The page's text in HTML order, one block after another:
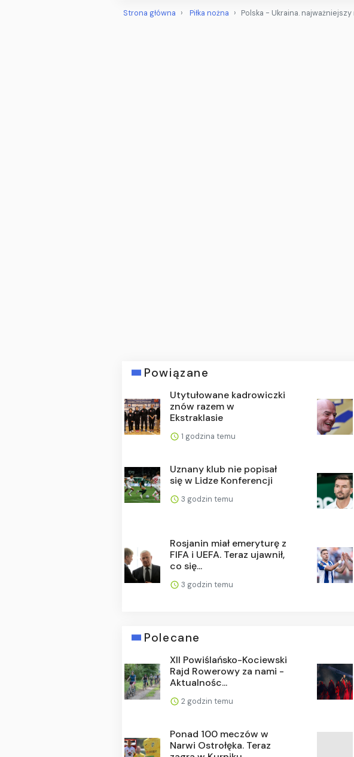
Strona główna Piłka nożna Polska - Ukraina.
Powiązane
Utytułowane kadrowiczki
znów razem w
Ekstraklasie
1 godzina temu
Uznany klub nie popisał
się w Lidze Konferencji
3 godzin temu
Rosjanin miał emeryturę z
FIFA i UEFA. Teraz ujawnił,
co się...
3 godzin temu
Polecane
XII Powiślańsko-Kociewski
Rajd Rowerowy za nami -
Aktualnośc...
2 godzin temu
Ponad 100 meczów w
Narwi Ostrołęka. Teraz